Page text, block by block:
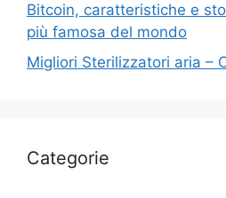
Bitcoin, caratteristiche e
più famosa del mondo
Migliori Sterilizzatori aria –
Categorie